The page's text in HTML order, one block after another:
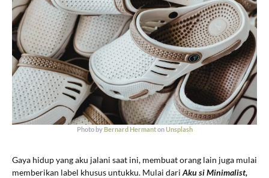
Photo byBernard HermantonUnsplash
Gaya hidup yang aku jalani saat ini, membuat orang lain juga mulai
memberikan label khusus untukku. Mulai dari Aku si Minimalist,